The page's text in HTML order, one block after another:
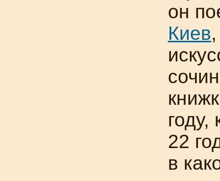
он
Киев
году,
22
в